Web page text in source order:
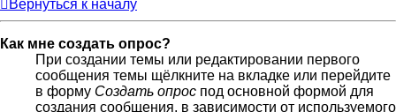
Вернуться к началу
Как мне создать опрос?
При создании темы или редактировании первого
сообщения темы щёлкните на вкладке или перейдите
в форму Создать опрос под основной формой для
создания сообщения, в зависимости от используемого